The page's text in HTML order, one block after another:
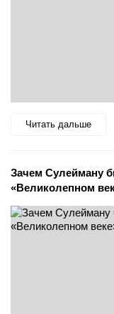
Читать дальше
Зачем Сулейману
«Великолепном